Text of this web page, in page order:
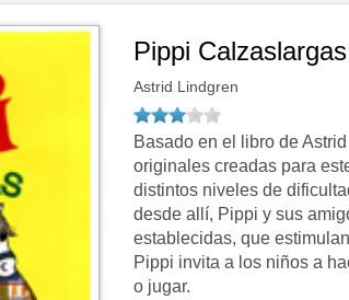
Pippi Calzaslargas
Astrid Lindgren
Basado en el libro de
originales creadas para
distintos niveles de
desde allí, Pippi y sus
establecidas, que
Pippi invita a los niños a
o jugar.